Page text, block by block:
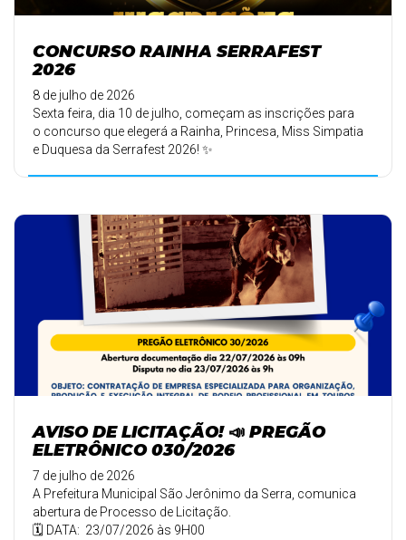
CONCURSO RAINHA SERRAFEST
2026
8 de julho de 2026
Sexta feira, dia 10 de julho, começam as inscrições para
o concurso que elegerá a Rainha, Princesa, Miss Simpatia
e Duquesa da Serrafest 2026! ✨
AVISO DE LICITAÇÃO! 📣 PREGÃO
ELETRÔNICO 030/2026
7 de julho de 2026
A Prefeitura Municipal São Jerônimo da Serra, comunica
abertura de Processo de Licitação.
🗓️ DATA: 23/07/2026 às 9H00